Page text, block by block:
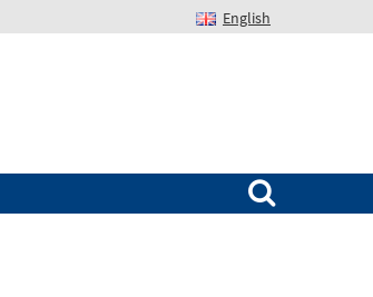
English
Suchen nach: